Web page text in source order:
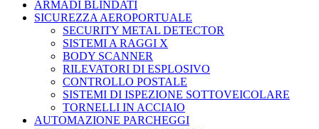
ARMADI BLINDATI
SICUREZZA AEROPORTUALE
SECURITY METAL DETECTOR
SISTEMI A RAGGI X
BODY SCANNER
RILEVATORI DI ESPLOSIVO
CONTROLLO POSTALE
SISTEMI DI ISPEZIONE SOTTOVEICOLARE
TORNELLI IN ACCIAIO
AUTOMAZIONE PARCHEGGI